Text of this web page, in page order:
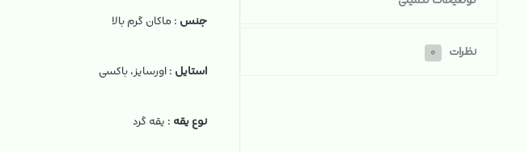
نظرات ۰
جنس : ماکان گرم بالا
استایل : اورسایز، باکسی
نوع یقه : یقه گرد